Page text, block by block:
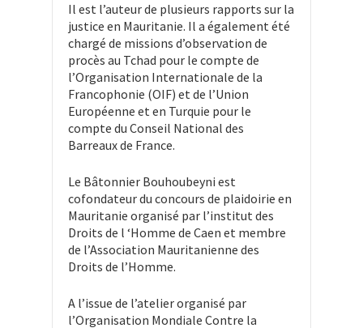
Il est l’auteur de plusieurs rapports sur la
justice en Mauritanie. Il a également été
chargé de missions d’observation de
procès au Tchad pour le compte de
l’Organisation Internationale de la
Francophonie (OIF) et de l’Union
Européenne et en Turquie pour le
compte du Conseil National des
Barreaux de France.
Le Bâtonnier Bouhoubeyni est
cofondateur du concours de plaidoirie en
Mauritanie organisé par l’institut des
Droits de l ‘Homme de Caen et membre
de l’Association Mauritanienne des
Droits de l’Homme.
A l’issue de l’atelier organisé par
l’Organisation Mondiale Contre la